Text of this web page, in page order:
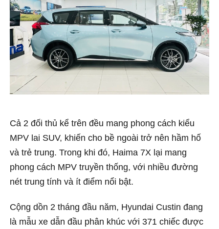
Cả 2 đối thủ kể trên đều mang phong cách kiểu
MPV lai SUV, khiến cho bề ngoài trở nên hầm hố
và trẻ trung. Trong khi đó, Haima 7X lại mang
phong cách MPV truyền thống, với nhiều đường
nét trung tính và ít điểm nổi bật.
Cộng dồn 2 tháng đầu năm, Hyundai Custin đang
là mẫu xe dẫn đầu phân khúc với 371 chiếc được